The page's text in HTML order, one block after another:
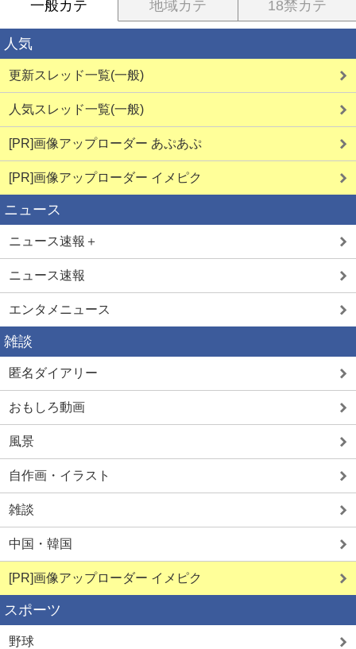
一般カテ 地域カテ 18禁カテ
人気
更新スレッド一覧(一般)
人気スレッド一覧(一般)
[PR]画像アップローダー あぷあぷ
[PR]画像アップローダー イメピク
ニュース
ニュース速報＋
ニュース速報
エンタメニュース
雑談
匿名ダイアリー
おもしろ動画
風景
自作画・イラスト
雑談
中国・韓国
[PR]画像アップローダー イメピク
スポーツ
野球